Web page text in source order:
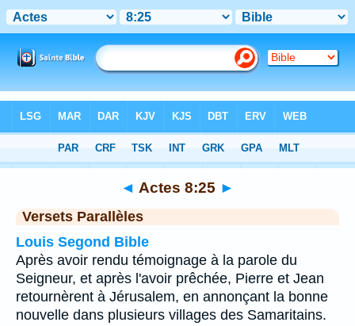
Chapitre 8> Verset 25
◄ Actes 8:25 ►
Versets Parallèles
Louis Segond Bible
Après avoir rendu témoignage à la parole du
Seigneur, et après l'avoir prêchée, Pierre et Jean
retournèrent à Jérusalem, en annonçant la bonne
nouvelle dans plusieurs villages des Samaritains.